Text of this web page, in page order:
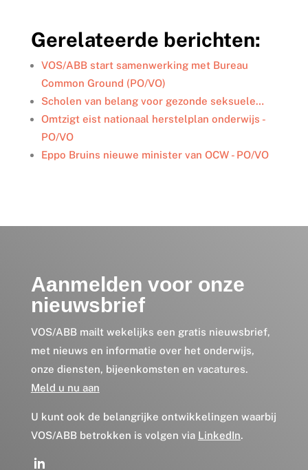
e
d
I
n
b
o
o
k
t
e
r
l
n
Gerelateerde berichten:
VOS/ABB start samenwerking met Bureau
Common Ground (PO/VO)
Scholen van belang voor gezonde seksuele…
Omtzigt eist nationaal herstelplan onderwijs -
PO/VO
Eppo Bruins nieuwe minister van OCW - PO/VO
Aanmelden voor onze
nieuwsbrief
VOS/ABB mailt wekelijks een gratis nieuwsbrief,
met nieuws en informatie over het onderwijs,
onze diensten, bijeenkomsten en vacatures.
Meld u nu aan
U kunt ook de belangrijke ontwikkelingen waarbij
VOS/ABB betrokken is volgen via LinkedIn.